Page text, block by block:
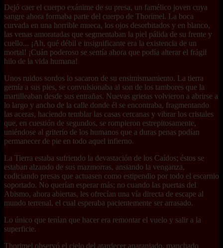
Dejó caer el cuerpo exánime de su presa, un famélico joven cuya
sangre ahora formaba parte del cuerpo de Thorimel. La boca
curvada en una horrible mueca, los ojos desorbitados y en blanco,
las venas amoratadas que segmentaban la piel pálida de su frente y
cuello... ¡Ah, qué débil e insignificante era la existencia de un
mortal! ¡Cuán poderoso se sentía ahora que podía alterar el frágil
hilo de la vida humana!
Unos ruidos sordos lo sacaron de su ensimismamiento. La tierra
gemía a sus pies, se convulsionaba al son de los tambores que la
martilleaban desde sus entrañas. Nuevas grietas volvieron a abrirse a
lo largo y ancho de la calle donde él se encontraba, fragmentando
las aceras, haciendo temblar las casas cercanas y vibrar los cristales
que, en cuestión de segundos, se rompieron estrepitosamente,
uniéndose al griterío de los humanos que a duras penas podían
permanecer de pie en todo aquel infierno.
La Tierra estaba sufriendo la devastación de los Caídos; éstos se
estaban alzando de sus mazmorras, ansiando la venganza,
codiciando presas que actuasen como estipendio por todo el escarnio
soportado. No querían esperar más; no cuando las puertas del
Abismo, ahora abiertas, les ofrecían una vía directa de escape al
mundo terrenal, el cual esperaba pacientemente ser arrasado.
Lo único que tenían que hacer era remontar el vuelo y salir a la
superficie.
Thorimel observó el cielo del atardecer anaranjado, manchado